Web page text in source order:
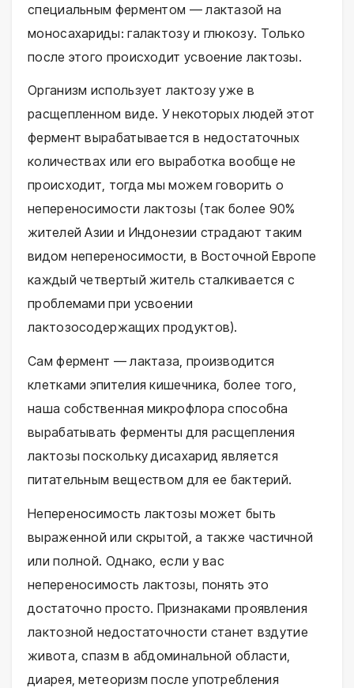
специальным ферментом — лактазой на
моносахариды: галактозу и глюкозу. Только
после этого происходит усвоение лактозы.
Организм использует лактозу уже в
расщепленном виде. У некоторых людей этот
фермент вырабатывается в недостаточных
количествах или его выработка вообще не
происходит, тогда мы можем говорить о
непереносимости лактозы (так более 90%
жителей Азии и Индонезии страдают таким
видом непереносимости, в Восточной Европе
каждый четвертый житель сталкивается с
проблемами при усвоении
лактозосодержащих продуктов).
Сам фермент — лактаза, производится
клетками эпителия кишечника, более того,
наша собственная микрофлора способна
вырабатывать ферменты для расщепления
лактозы поскольку дисахарид является
питательным веществом для ее бактерий.
Непереносимость лактозы может быть
выраженной или скрытой, а также частичной
или полной. Однако, если у вас
непереносимость лактозы, понять это
достаточно просто. Признаками проявления
лактозной недостаточности станет вздутие
живота, спазм в абдоминальной области,
диарея, метеоризм после употребления